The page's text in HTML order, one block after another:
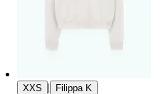
XXS | Filippa K